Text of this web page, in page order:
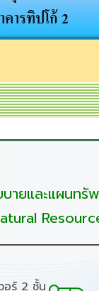
ายและแผนท
อร์ 2 ชั้น